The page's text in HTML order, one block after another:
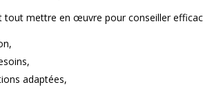
tout mettre en œuvre pour conseiller
adaptées,